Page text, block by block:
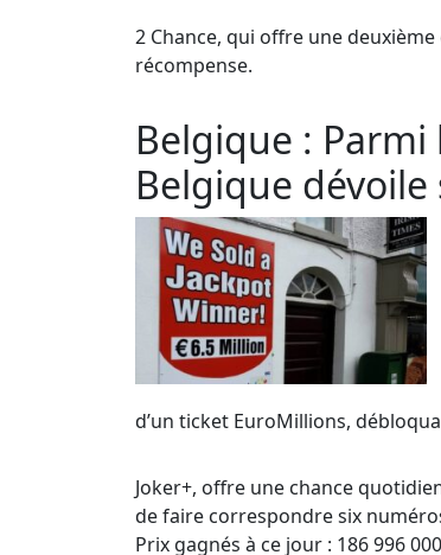
2 Chance, qui offre une
récompense.
Belgique : Parmi
Belgique dévoile
d’un ticket EuroMillions,
Joker+, offre une chance
de faire correspondre six
Prix gagnés à ce jour : 186 996